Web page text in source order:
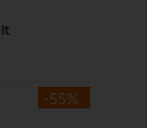
-55%